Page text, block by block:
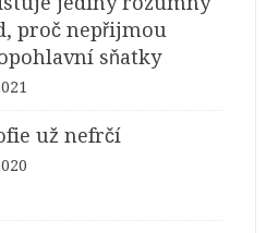
proč nepřijmou
sňatky
už nefrčí